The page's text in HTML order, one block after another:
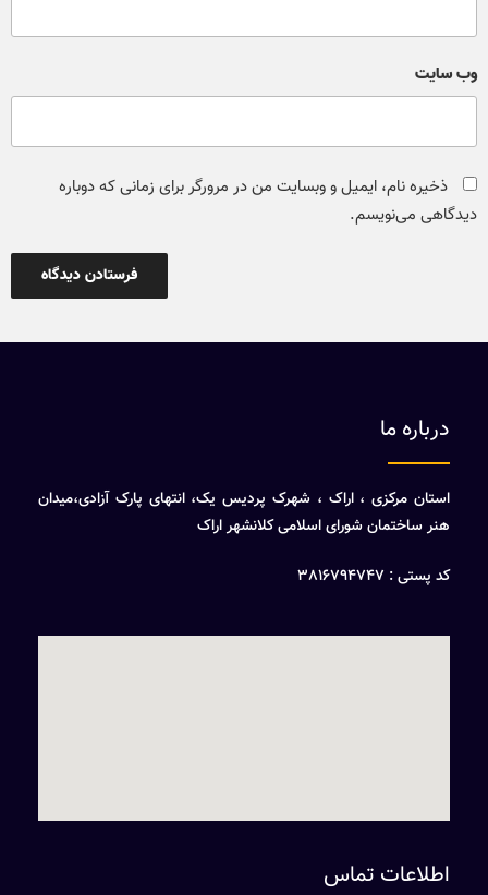
وب‌ سایت
ذخیره نام، ایمیل و وبسایت من در مرورگر برای زمانی که دوباره
دیدگاهی می‌نویسم.
درباره ما
استان مرکزی ، اراک ، شهرک پردیس یک، انتهای پارک آزادی،میدان
هنر ساختمان شورای اسلامی کلانشهر اراک
کد پستی : 3816794747
اطلاعات تماس